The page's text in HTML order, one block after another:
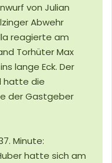
von Julian
Abwehr
reagierte am
Torhüter Max
lange Eck. Der
hatte die
der Gastgeber
Minute:
hatte sich am